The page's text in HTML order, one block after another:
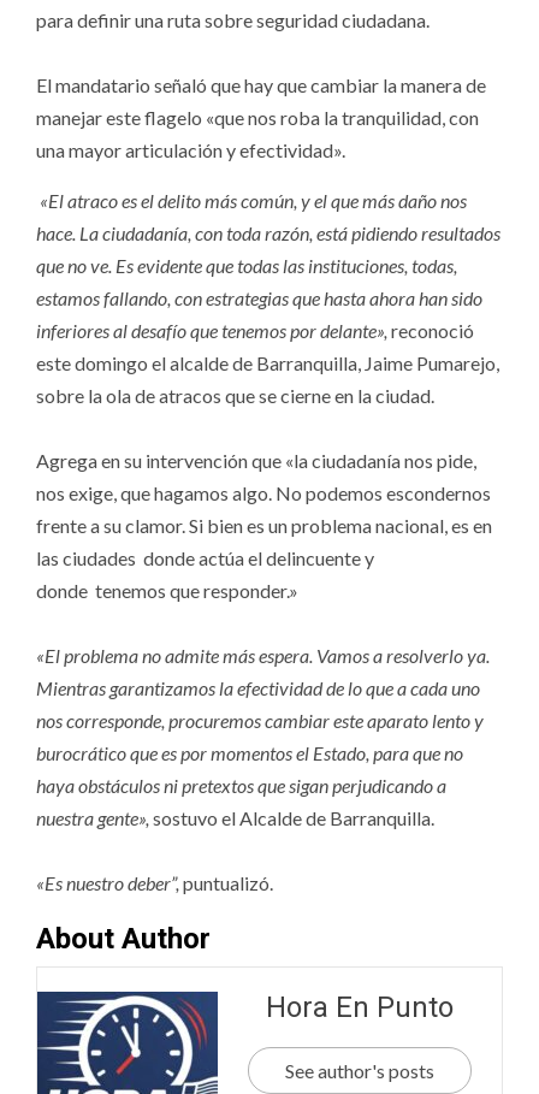
para definir una ruta sobre seguridad ciudadana.
El mandatario señaló que hay que cambiar la manera de
manejar este flagelo «que nos roba la tranquilidad, con
una mayor articulación y efectividad».
«El atraco es el delito más común, y el que más daño nos
hace. La ciudadanía, con toda razón, está pidiendo resultados
que no ve. Es evidente que todas las instituciones, todas,
estamos fallando, con estrategias que hasta ahora han sido
inferiores al desafío que tenemos por delante», reconoció
este domingo el alcalde de Barranquilla, Jaime Pumarejo,
sobre la ola de atracos que se cierne en la ciudad.
Agrega en su intervención que «la ciudadanía nos pide,
nos exige, que hagamos algo. No podemos escondernos
frente a su clamor. Si bien es un problema nacional, es en
las ciudades donde actúa el delincuente y
donde tenemos que responder.»
«El problema no admite más espera. Vamos a resolverlo ya.
Mientras garantizamos la efectividad de lo que a cada uno
nos corresponde, procuremos cambiar este aparato lento y
burocrático que es por momentos el Estado, para que no
haya obstáculos ni pretextos que sigan perjudicando a
nuestra gente», sostuvo el Alcalde de Barranquilla.
«Es nuestro deber”, puntualizó.
About Author
Hora En Punto
See author's posts